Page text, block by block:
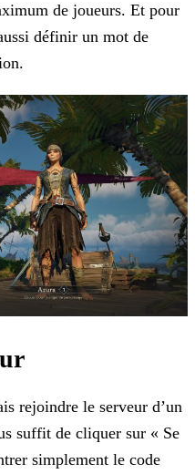
de joueurs. Et pour
définir un mot de
rejoindre le serveur d’un
suffit de cliquer sur « Se
simplement le code